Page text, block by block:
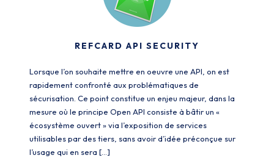
REFCARD API SECURITY
Lorsque l’on souhaite mettre en oeuvre une API, on est
rapidement confronté aux problématiques de
sécurisation. Ce point constitue un enjeu majeur, dans la
mesure où le principe Open API consiste à bâtir un «
écosystème ouvert » via l’exposition de services
utilisables par des tiers, sans avoir d’idée préconçue sur
l’usage qui en sera […]